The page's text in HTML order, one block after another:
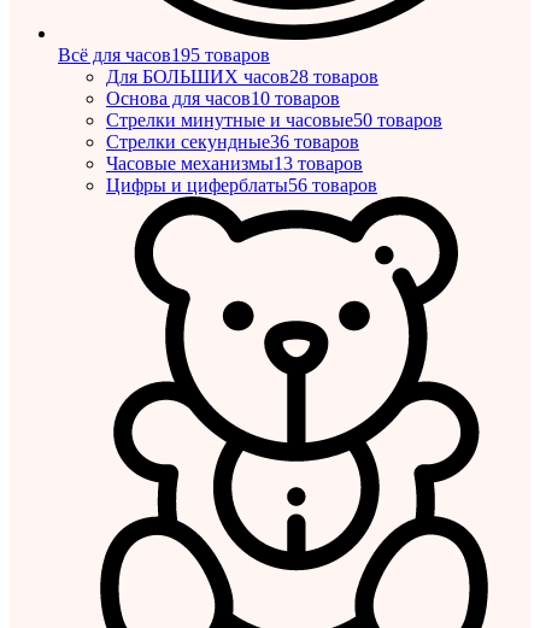
Всё для часов195 товаров
Для БОЛЬШИХ часов28 товаров
Основа для часов10 товаров
Стрелки минутные и часовые50 товаров
Стрелки секундные36 товаров
Часовые механизмы13 товаров
Цифры и циферблаты56 товаров